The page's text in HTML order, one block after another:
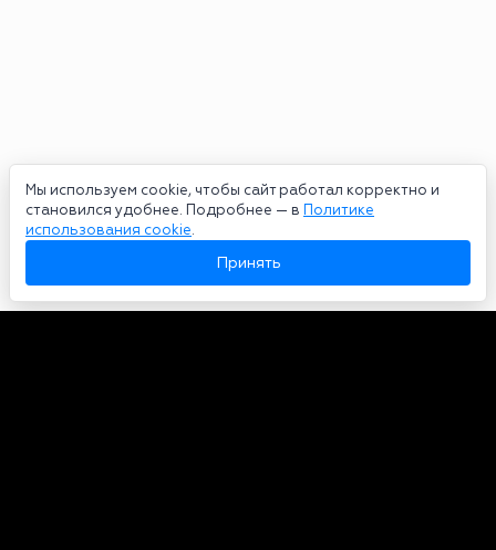
Мы используем cookie, чтобы сайт работал корректно и
становился удобнее. Подробнее — в Политике
использования cookie.
Принять